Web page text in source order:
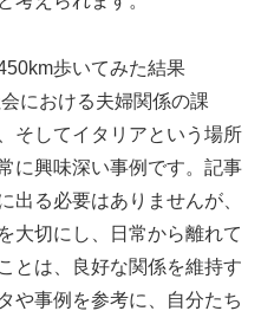
歩いてみた結果
における夫婦関係の課
そしてイタリアという場所
に興味深い事例です。記事
出る必要はありませんが、
大切にし、日常から離れて
とは、良好な関係を維持す
や事例を参考に、自分たち